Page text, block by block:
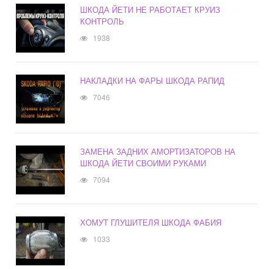
ШКОДА ЙЕТИ НЕ РАБОТАЕТ КРУИЗ
КОНТРОЛЬ
1938
НАКЛАДКИ НА ФАРЫ ШКОДА РАПИД
7046
ЗАМЕНА ЗАДНИХ АМОРТИЗАТОРОВ НА
ШКОДА ЙЕТИ СВОИМИ РУКАМИ
7094
ХОМУТ ГЛУШИТЕЛЯ ШКОДА ФАБИЯ
1033